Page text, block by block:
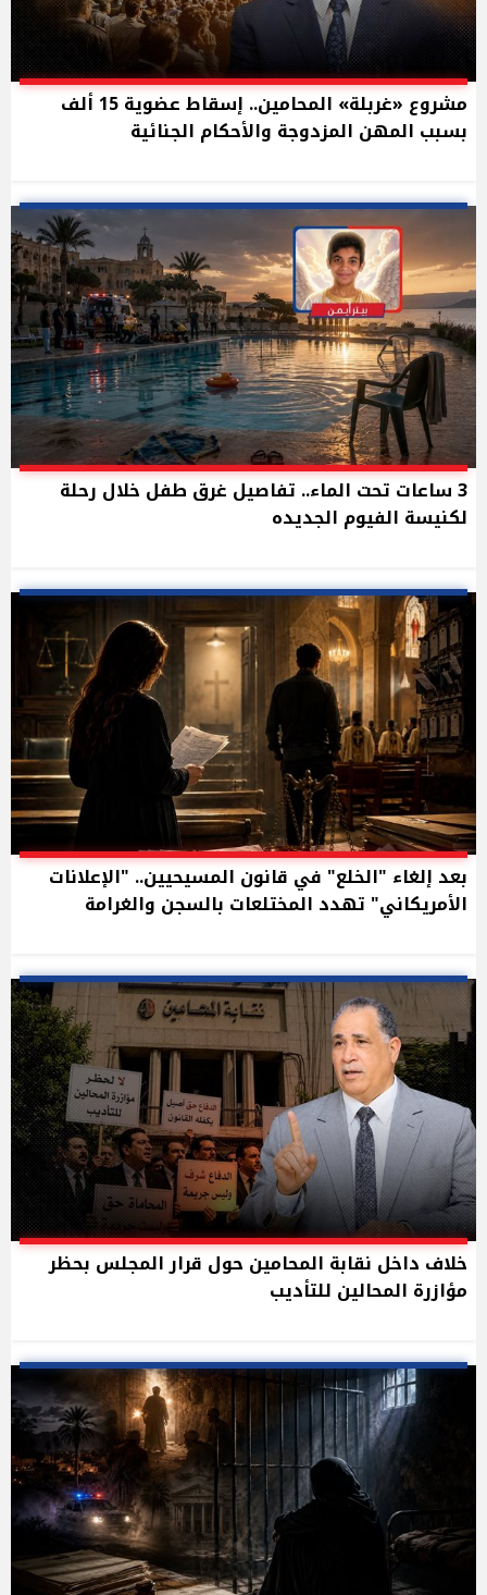
مشروع «غربلة» المحامين.. إسقاط عضوية 15 ألف
بسبب المهن المزدوجة والأحكام الجنائية
3 ساعات تحت الماء.. تفاصيل غرق طفل خلال رحلة
لكنيسة الفيوم الجديده
بعد إلغاء "الخلع" في قانون المسيحيين.. "الإعلانات
الأمريكاني" تهدد المختلعات بالسجن والغرامة
خلاف داخل نقابة المحامين حول قرار المجلس بحظر
مؤازرة المحالين للتأديب